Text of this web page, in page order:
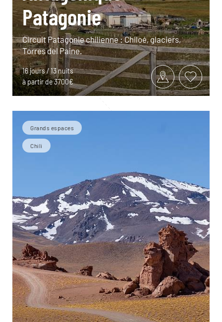
Patagonie
Circuit Patagonie chilienne : Chiloé, glaciers,
Torres del Paine.
16 jours / 13 nuits
à partir de 3700€
Grands espaces
Chili